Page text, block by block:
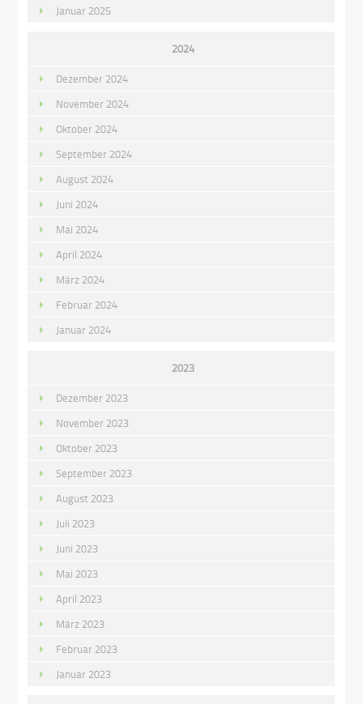
Januar 2025
2024
Dezember 2024
November 2024
Oktober 2024
September 2024
August 2024
Juni 2024
Mai 2024
April 2024
März 2024
Februar 2024
Januar 2024
2023
Dezember 2023
November 2023
Oktober 2023
September 2023
August 2023
Juli 2023
Juni 2023
Mai 2023
April 2023
März 2023
Februar 2023
Januar 2023